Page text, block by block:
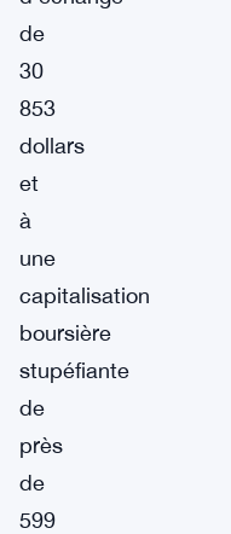
de
30
853
dollars
et
à
une
capitalisation
boursière
stupéfiante
de
près
de
599